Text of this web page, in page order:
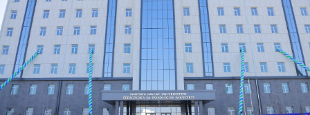
03.25.2024 10076
Talabalar yurtimiz boʻylab sayohat qildi